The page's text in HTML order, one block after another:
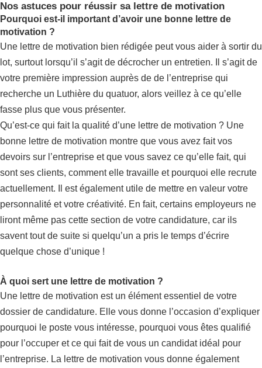
Nos astuces pour réussir sa lettre de motivation
Pourquoi est-il important d’avoir une bonne lettre de
motivation ?
Une lettre de motivation bien rédigée peut vous aider à sortir du
lot, surtout lorsqu’il s’agit de décrocher un entretien. Il s’agit de
votre première impression auprès de de l’entreprise qui
recherche un Luthière du quatuor, alors veillez à ce qu’elle
fasse plus que vous présenter.
Qu’est-ce qui fait la qualité d’une lettre de motivation ? Une
bonne lettre de motivation montre que vous avez fait vos
devoirs sur l’entreprise et que vous savez ce qu’elle fait, qui
sont ses clients, comment elle travaille et pourquoi elle recrute
actuellement. Il est également utile de mettre en valeur votre
personnalité et votre créativité. En fait, certains employeurs ne
liront même pas cette section de votre candidature, car ils
savent tout de suite si quelqu’un a pris le temps d’écrire
quelque chose d’unique !
À quoi sert une lettre de motivation ?
Une lettre de motivation est un élément essentiel de votre
dossier de candidature. Elle vous donne l’occasion d’expliquer
pourquoi le poste vous intéresse, pourquoi vous êtes qualifié
pour l’occuper et ce qui fait de vous un candidat idéal pour
l’entreprise. La lettre de motivation vous donne également